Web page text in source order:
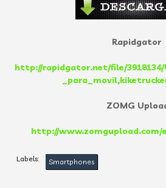
Rapidgator
http://rapidgator.net/file/
ZOMG
http://www.zomgupload.com/
Labels: Smartphones